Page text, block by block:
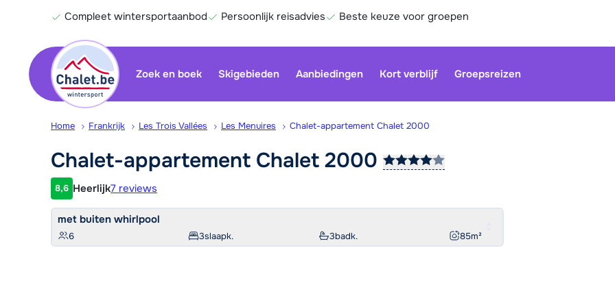
Compleet wintersportaanbod Persoonlijk reisadvies Beste keuze voor groepen
Zoek en boek Skigebieden Aanbiedingen Kort verblijf Groepsreizen
Home Frankrijk Les Trois Vallées Les Menuires Chalet-appartement Chalet 2000
Chalet-appartement Chalet 2000
Klantwaardering
8,6 Heerlijk7 reviews
met buiten whirlpool
6 3slaapk. 3badk. 85m²